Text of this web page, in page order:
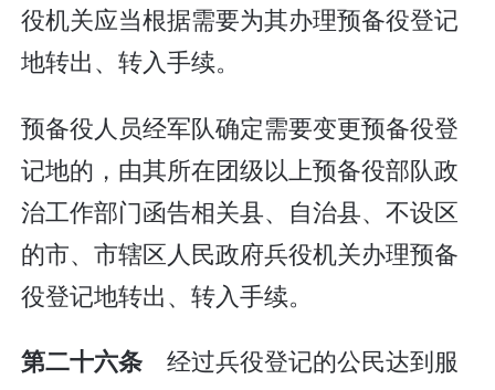
役机关应当根据需要为其办理预备役登记
地转出、转入手续。
预备役人员经军队确定需要变更预备役登
记地的，由其所在团级以上预备役部队政
治工作部门函告相关县、自治县、不设区
的市、市辖区人民政府兵役机关办理预备
役登记地转出、转入手续。
第二十六条经过兵役登记的公民达到服